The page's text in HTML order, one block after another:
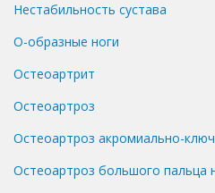
Нестабильность сустава
О-образные ноги
Остеоартрит
Остеоартроз
Остеоартроз акромиально-
Остеоартроз большого пальца